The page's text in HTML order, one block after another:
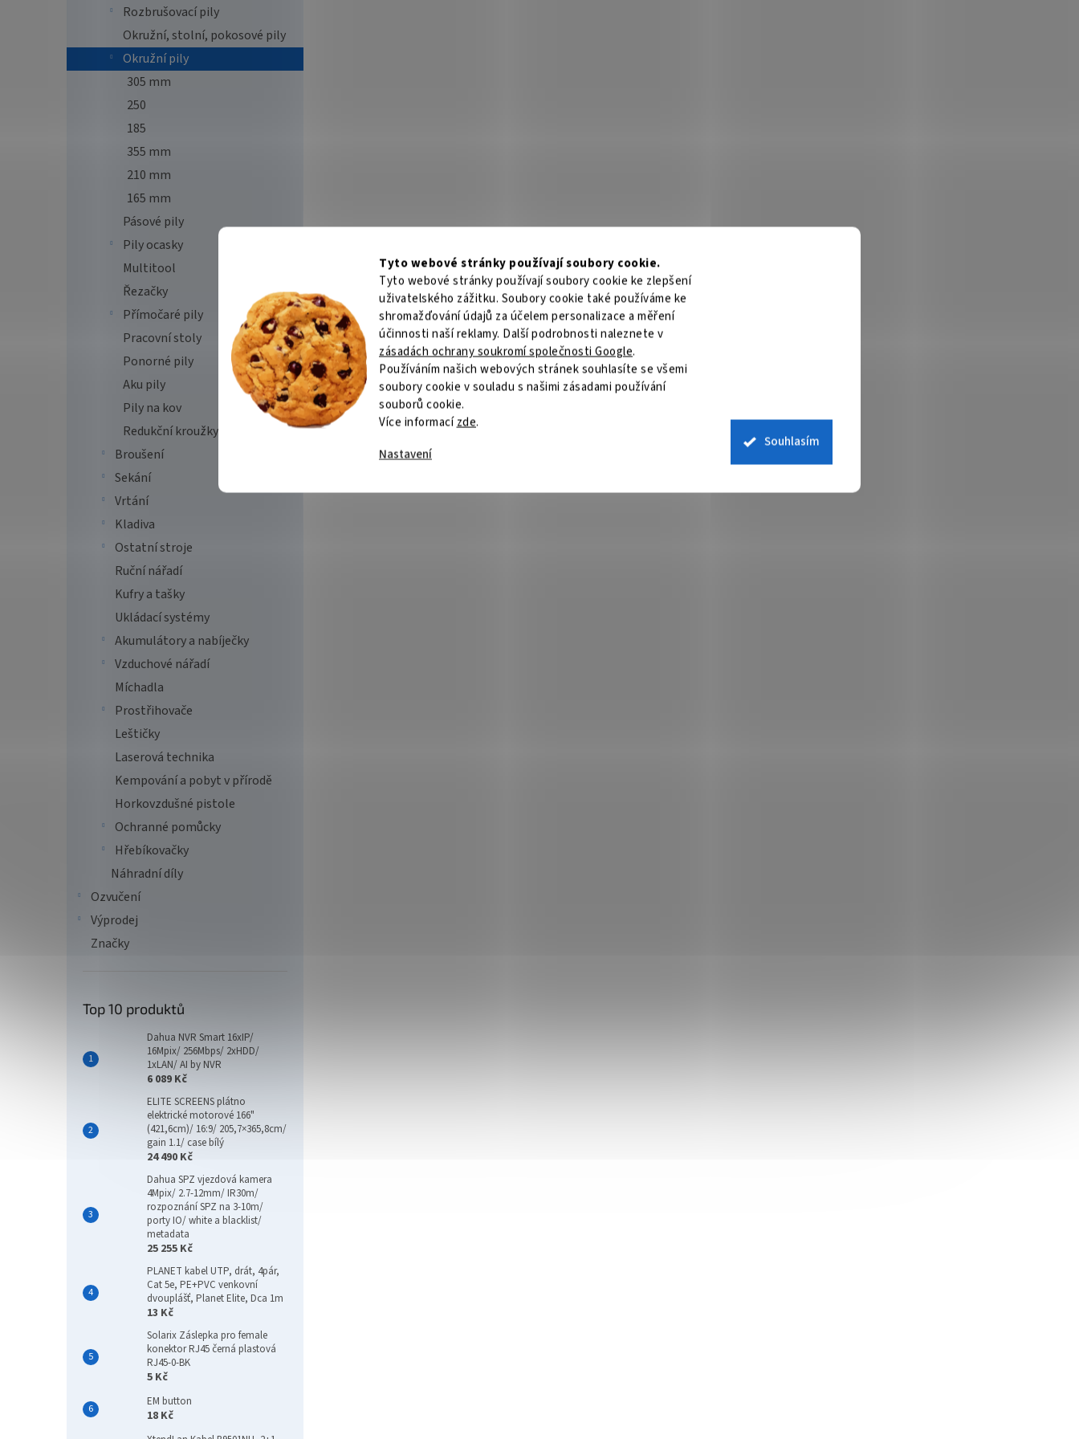
Tyto webové stránky používají soubory cookie.
Tyto webové stránky používají soubory cookie ke zlepšení
uživatelského zážitku. Soubory cookie také používáme ke
shromažďování údajů za účelem personalizace a měření
účinnosti naší reklamy. Další podrobnosti naleznete v
zásadách ochrany soukromí společnosti Google.
Používáním našich webových stránek souhlasíte se všemi
soubory cookie v souladu s našimi zásadami používání
souborů cookie.
Více informacízde.
Nastavení
Souhlasím
Rozbrušovací pily
Okružní, stolní, pokosové pily
Okružní pily
305 mm
250
185
355 mm
210 mm
165 mm
Pásové pily
Pily ocasky
Multitool
Řezačky
Přímočaré pily
Pracovní stoly
Ponorné pily
Aku pily
Pily na kov
Redukční kroužky
Broušení
Sekání
Vrtání
Kladiva
Ostatní stroje
Ruční nářadí
Kufry a tašky
Ukládací systémy
Akumulátory a nabíječky
Vzduchové nářadí
Míchadla
Prostřihovače
Leštičky
Laserová technika
Kempování a pobyt v přírodě
Horkovzdušné pistole
Ochranné pomůcky
Hřebíkovačky
Náhradní díly
Ozvučení
Výprodej
Značky
Top 10 produktů
Dahua NVR Smart 16xIP/
16Mpix/ 256Mbps/ 2xHDD/
1xLAN/ AI by NVR
6 089 Kč
ELITE SCREENS plátno
elektrické motorové 166"
(421,6cm)/ 16:9/ 205,7×365,8cm/
gain 1.1/ case bílý
24 490 Kč
Dahua SPZ vjezdová kamera
4Mpix/ 2.7-12mm/ IR30m/
rozpoznání SPZ na 3-10m/
porty IO/ white a blacklist/
metadata
25 255 Kč
PLANET kabel UTP, drát, 4pár,
Cat 5e, PE+PVC venkovní
dvouplášť, Planet Elite, Dca 1m
13 Kč
Solarix Záslepka pro female
konektor RJ45 černá plastová
RJ45-0-BK
5 Kč
EM button
18 Kč